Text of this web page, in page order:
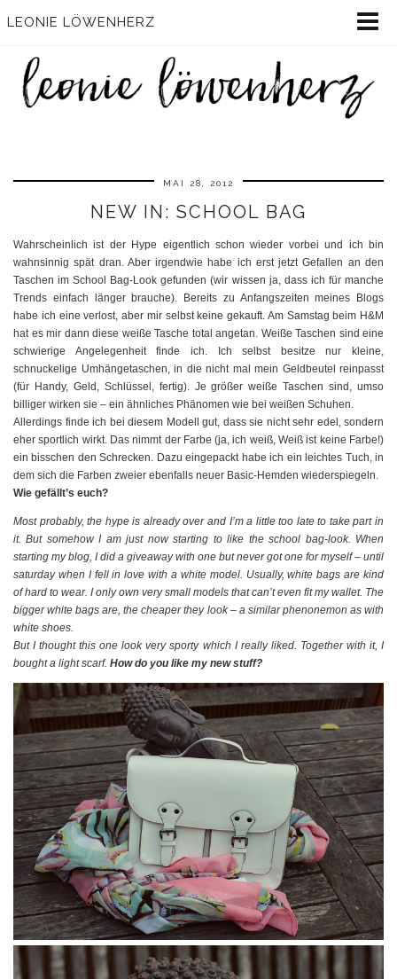
LEONIE LÖWENHERZ
MAI 28, 2012
NEW IN: SCHOOL BAG
Wahrscheinlich ist der Hype eigentlich schon wieder vorbei und ich bin
wahnsinnig spät dran. Aber irgendwie habe ich erst jetzt Gefallen an den
Taschen im School Bag-Look gefunden (wir wissen ja, dass ich für manche
Trends einfach länger brauche). Bereits zu Anfangszeiten meines Blogs
habe ich eine verlost, aber mir selbst keine gekauft. Am Samstag beim H&M
hat es mir dann diese weiße Tasche total angetan. Weiße Taschen sind eine
schwierige Angelegenheit finde ich. Ich selbst besitze nur kleine,
schnuckelige Umhängetaschen, in die nicht mal mein Geldbeutel reinpasst
(für Handy, Geld, Schlüssel, fertig). Je größer weiße Taschen sind, umso
billiger wirken sie – ein ähnliches Phänomen wie bei weißen Schuhen.
Allerdings finde ich bei diesem Modell gut, dass sie nicht sehr edel, sondern
eher sportlich wirkt. Das nimmt der Farbe (ja, ich weiß, Weiß ist keine Farbe!)
ein bisschen den Schrecken. Dazu eingepackt habe ich ein leichtes Tuch, in
dem sich die Farben zweier ebenfalls neuer Basic-Hemden wiederspiegeln.
Wie gefällt’s euch?
Most probably, the hype is already over and I’m a little too late to take part in
it. But somehow I am just now starting to like the school bag-look. When
starting my blog, I did a giveaway with one but never got one for myself – until
saturday when I fell in love with a white model. Usually, white bags are kind
of hard to wear. I only own very small models that can’t even fit my wallet. The
bigger white bags are, the cheaper they look – a similar phenonemon as with
white shoes.
But I thought this one look very sporty which I really liked. Together with it, I
bought a light scarf. How do you like my new stuff?